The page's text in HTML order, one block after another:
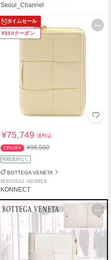
Seoul_Channel
タイムセール
¥550クーポン
¥75,749送料込
23%OFF ¥98,500
関税負担なし
BOTTEGA VENETA
PERSONAL SHOPPER
KONNECT